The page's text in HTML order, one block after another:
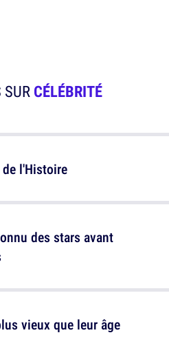
SURCÉLÉBRITÉ
l'Histoire
vieux que leur âge
des stars avant